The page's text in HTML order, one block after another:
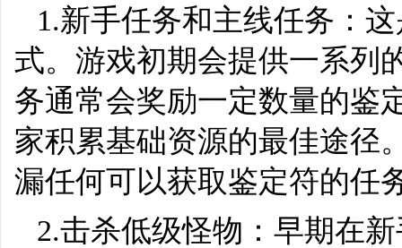
1.新手任务和主线任务：
式。游戏初期会提供一系列
务通常会奖励一定数量的鉴
家积累基础资源的最佳途径
漏任何可以获取鉴定符的任
2.击杀低级怪物：早期在